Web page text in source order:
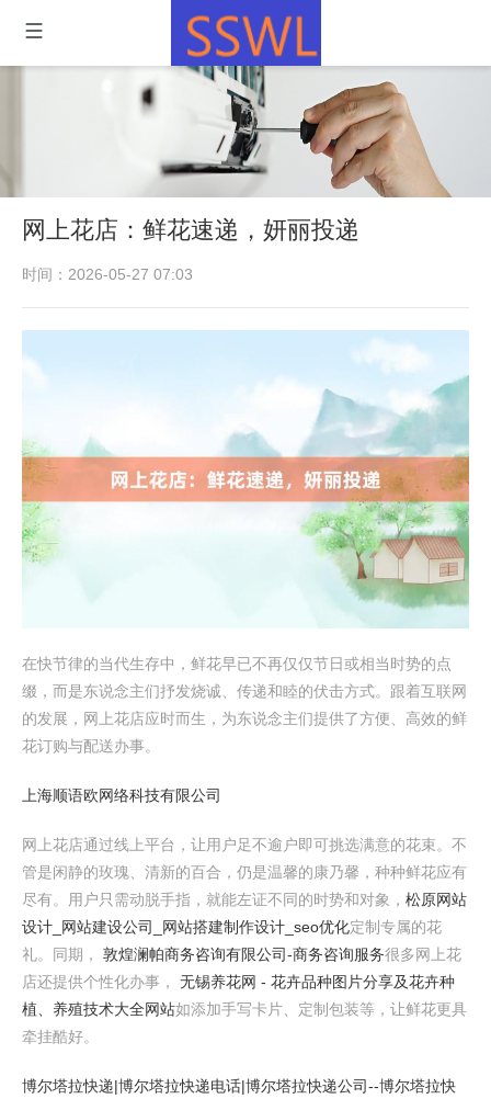
网上花店：鲜花速递，妍丽投递
时间：2026-05-27 07:03
在快节律的当代生存中，鲜花早已不再仅仅节日或相当时势的点
缀，而是东说念主们抒发烧诚、传递和睦的伏击方式。跟着互联网
的发展，网上花店应时而生，为东说念主们提供了方便、高效的鲜
花订购与配送办事。
上海顺语欧网络科技有限公司
网上花店通过线上平台，让用户足不逾户即可挑选满意的花束。不
管是闲静的玫瑰、清新的百合，仍是温馨的康乃馨，种种鲜花应有
尽有。用户只需动脱手指，就能左证不同的时势和对象， 松原网站
设计_网站建设公司_网站搭建制作设计_seo优化定制专属的花
礼。同期， 敦煌澜帕商务咨询有限公司-商务咨询服务很多网上花
店还提供个性化办事， 无锡养花网 - 花卉品种图片分享及花卉种
植、养殖技术大全网站如添加手写卡片、定制包装等，让鲜花更具
牵挂酷好。
博尔塔拉快递|博尔塔拉快递电话|博尔塔拉快递公司--博尔塔拉快